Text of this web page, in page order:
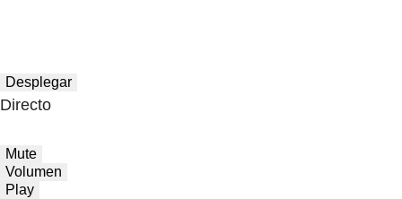
Desplegar
Directo
Mute
Volumen
Play